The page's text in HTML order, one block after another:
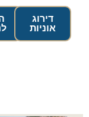
דירוג
אוניות